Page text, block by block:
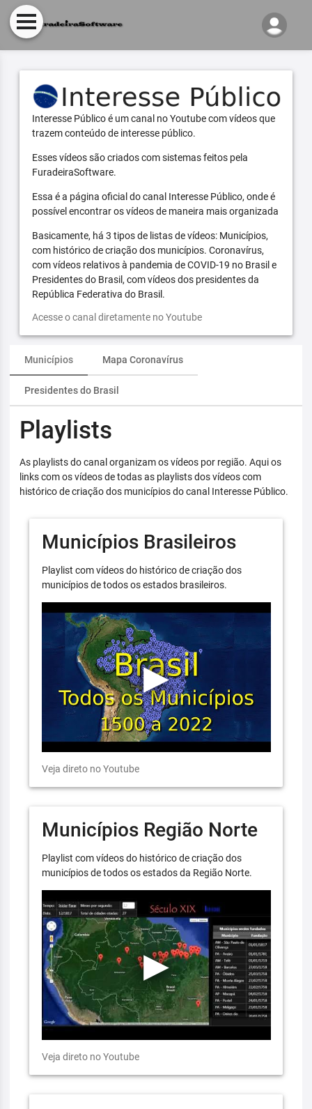
Interesse Público é um canal no Youtube com vídeos que
trazem conteúdo de interesse público.
Esses vídeos são criados com sistemas feitos pela
FuradeiraSoftware.
Essa é a página oficial do canal Interesse Público, onde é
possível encontrar os vídeos de maneira mais organizada
Basicamente, há 3 tipos de listas de vídeos: Municípios,
com histórico de criação dos municípios. Coronavírus,
com vídeos relativos à pandemia de COVID-19 no Brasil e
Presidentes do Brasil, com vídeos dos presidentes da
República Federativa do Brasil.
Acesse o canal diretamente no Youtube
Municípios Mapa Coronavírus
Presidentes do Brasil
Playlists
As playlists do canal organizam os vídeos por região. Aqui os
links com os vídeos de todas as playlists dos vídeos com
histórico de criação dos municípios do canal Interesse Público.
Municípios Brasileiros
Playlist com vídeos do histórico de criação dos
municípios de todos os estados brasileiros.
Veja direto no Youtube
Municípios Região Norte
Playlist com vídeos do histórico de criação dos
municípios de todos os estados da Região Norte.
Veja direto no Youtube